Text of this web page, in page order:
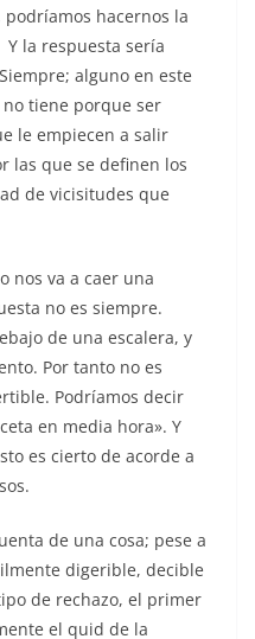
hacernos la
Y la respuesta sería
alguno en este
tiene porque ser
le empiecen a salir
las que se definen los
de vicisitudes que
nos va a caer una
no es siempre.
de una escalera, y
Por tanto no es
Podríamos decir
en media hora». Y
es cierto de acorde a
de una cosa; pese a
digerible, decible
de rechazo, el primer
el quid de la